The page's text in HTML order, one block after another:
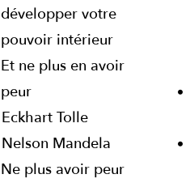
développer votre
pouvoir intérieur
Et ne plus en avoir
peur
Eckhart Tolle
Nelson Mandela
Ne plus avoir peur